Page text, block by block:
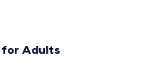
for Adults